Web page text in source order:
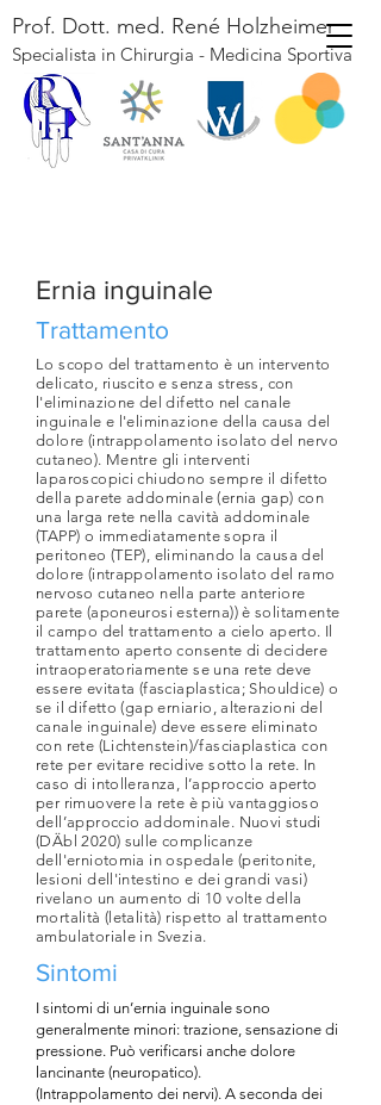
Prof. Dott. med. René Holzheimer
Specialista in Chirurgia - Medicina Sportiva
Ernia inguinale
Trattamento
Lo scopo del trattamento è un intervento
delicato, riuscito e senza stress, con
l'eliminazione del difetto nel canale
inguinale e l'eliminazione della causa del
dolore (intrappolamento isolato del nervo
cutaneo). Mentre gli interventi
laparoscopici chiudono sempre il difetto
della parete addominale (ernia gap) con
una larga rete nella cavità addominale
(TAPP) o immediatamente sopra il
peritoneo (TEP), eliminando la causa del
dolore (intrappolamento isolato del ramo
nervoso cutaneo nella parte anteriore
parete (aponeurosi esterna)) è solitamente
il campo del trattamento a cielo aperto. Il
trattamento aperto consente di decidere
intraoperatoriamente se una rete deve
essere evitata (fasciaplastica; Shouldice) o
se il difetto (gap erniario, alterazioni del
canale inguinale) deve essere eliminato
con rete (Lichtenstein)/fasciaplastica con
rete per evitare recidive sotto la rete. In
caso di intolleranza, l’approccio aperto
per rimuovere la rete è più vantaggioso
dell’approccio addominale. Nuovi studi
(DÄbl 2020) sulle complicanze
dell'erniotomia in ospedale (peritonite,
lesioni dell'intestino e dei grandi vasi)
rivelano un aumento di 10 volte della
mortalità (letalità) rispetto al trattamento
ambulatoriale in Svezia.
Sintomi
I sintomi di un’ernia inguinale sono
generalmente minori: trazione, sensazione di
pressione. Può verificarsi anche dolore
lancinante (neuropatico).
(Intrappolamento dei nervi). A seconda dei